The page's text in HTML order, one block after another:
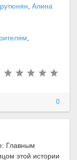
Алина
0
Главным
этой истории